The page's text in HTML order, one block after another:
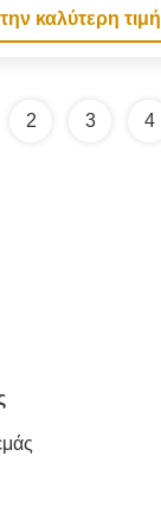
καλύτερη τιμή
2 3 4